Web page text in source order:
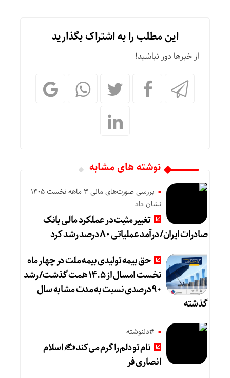
این مطلب را به اشتراک بگذارید
از خبرها دور نباشید!
نوشته های مشابه
بررسی صورت‌های مالی 3 ماهه نخست 1405
نشان داد
تغییر مثبت در عملکرد مالی بانک
صادرات ایران/ درآمد عملیاتی ۸۰ درصد رشد کرد
حق بیمه تولیدی بیمه ملت در چهار ماه
نخست امسال از ۱۴.۵ همت گذشت/ رشد
۹۰ درصدی نسبت به مدت مشابه سال
گذشته
#دلنوشته
نام تو دلم را گرم می‌کند ✍️ اسلام
انصاری فر